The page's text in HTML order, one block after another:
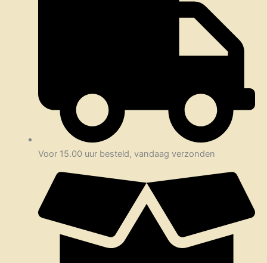
Voor 15.00 uur besteld, vandaag verzonden